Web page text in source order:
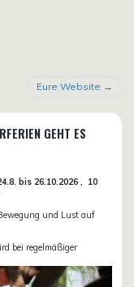
Eure Website
GEHT ES
bis 26.10.2026 , 10
und Lust auf
bei regelmäßiger